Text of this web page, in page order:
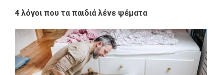
4 λόγοι που τα παιδιά λένε ψέματα